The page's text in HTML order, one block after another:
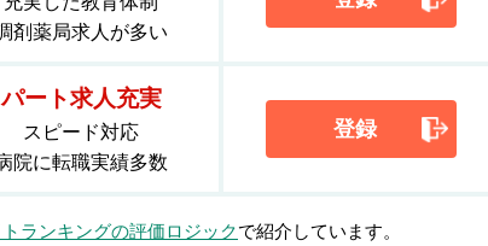
剤薬局求人が多い
パート求人充実
スピード対応
院に転職実績多数
登録
ランキングの評価ロジックで紹介しています。